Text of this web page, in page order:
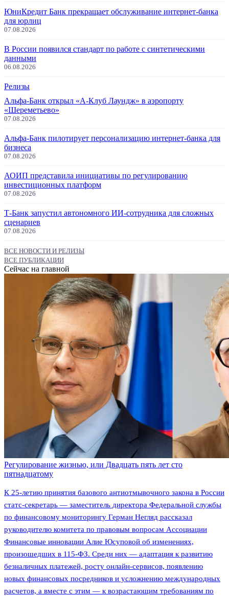
ЮниКредит Банк прекращает обслуживание интернет-банка
для юрлиц
07.08.2026
В России появился стандарт по работе с синтетическими
данными
06.08.2026
Релизы
Альфа-Банк открыл «А-Клуб Лаундж» в аэропорту
«Шереметьево»
07.08.2026
Альфа-Банк пилотирует персонализацию интернет-банка для
бизнеса
07.08.2026
АОИП представила инициативы по регулированию
инвестиционных платформ
07.08.2026
Т-Банк запустил автономного ИИ-сотрудника для сложных
сценариев
07.08.2026
ВСЕ НОВОСТИ И РЕЛИЗЫ
ВСЕ ПУБЛИКАЦИИ
Сейчас на главной
Регулирование жизнью, или Двадцать пять лет сто
пятнадцатому
К 25-летию принятия базового антиотмывочного закона в России
статс-секретарь — заместитель директора Федеральной службы
по финансовому мониторингу Герман Негляд рассказал
руководителю комитета по правовым вопросам Ассоциации
Финансовые инновации Алие Юсуповой об изменениях,
произошедших в 115-ФЗ. Среди них — адаптация к развитию
безналичных платежей, росту онлайн-сервисов, появлению
новых финансовых посредников и усложнению международных
расчетов, а вместе с этим — к возрастающим требованиям по